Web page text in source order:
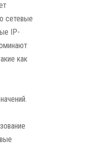
сетевые
IP-
как